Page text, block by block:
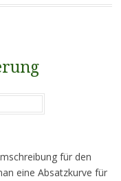
für den
eine Absatzkurve für